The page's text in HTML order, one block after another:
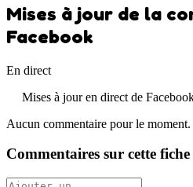
Mises à jour de la
Facebook
En direct
Mises à jour en direct de
Aucun commentaire pour le moment.
Commentaires sur cette fiche